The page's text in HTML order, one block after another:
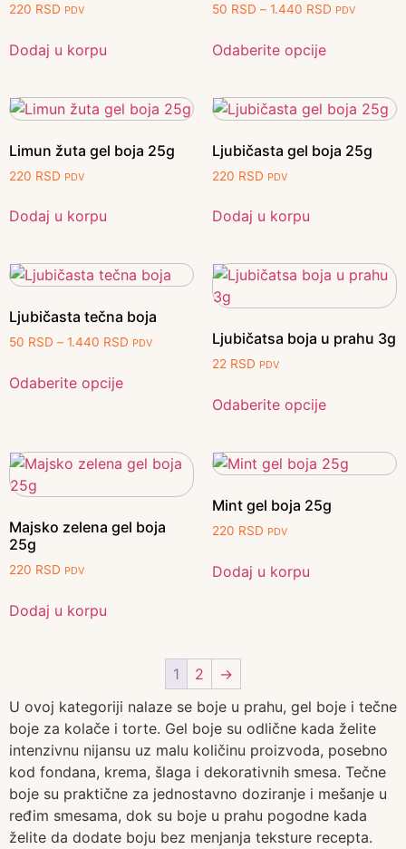
220 RSD PDV
Dodaj u korpu
50 RSD – 1.440 RSD PDV
Odaberite opcije
Limun žuta gel boja 25g
220 RSD PDV
Dodaj u korpu
Ljubičasta gel boja 25g
220 RSD PDV
Dodaj u korpu
Ljubičasta tečna boja
50 RSD – 1.440 RSD PDV
Odaberite opcije
Ljubičatsa boja u prahu 3g
22 RSD PDV
Odaberite opcije
Majsko zelena gel boja
25g
220 RSD PDV
Dodaj u korpu
Mint gel boja 25g
220 RSD PDV
Dodaj u korpu
1 2
→
U ovoj kategoriji nalaze se boje u prahu, gel boje i tečne
boje za kolače i torte. Gel boje su odlične kada želite
intenzivnu nijansu uz malu količinu proizvoda, posebno
kod fondana, krema, šlaga i dekorativnih smesa. Tečne
boje su praktične za jednostavno doziranje i mešanje u
ređim smesama, dok su boje u prahu pogodne kada
želite da dodate boju bez menjanja teksture recepta.